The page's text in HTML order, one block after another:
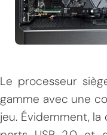
Le processeur
gamme avec une
jeu. Évidemment,